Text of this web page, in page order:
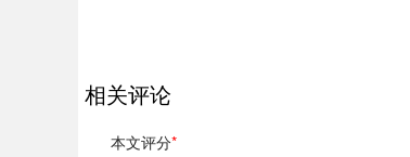
相关评论
本文评分*